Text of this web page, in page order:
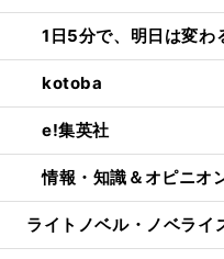
1日5分で、明日は変
kotoba
e!集英社
情報・知識＆オピニオ
ライトノベル・ノベライ